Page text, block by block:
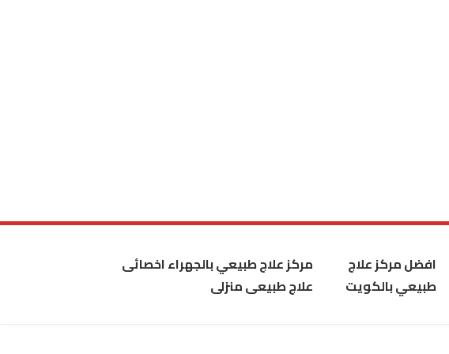
افضل مركز علاج
طبيعي بالكويت
مركز علاج طبيعي بالجهراء اخصائى
علاج طبيعى منزلى